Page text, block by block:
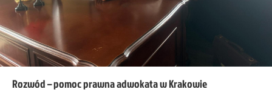
Rozwód – pomoc prawna adwokata w Krakowie